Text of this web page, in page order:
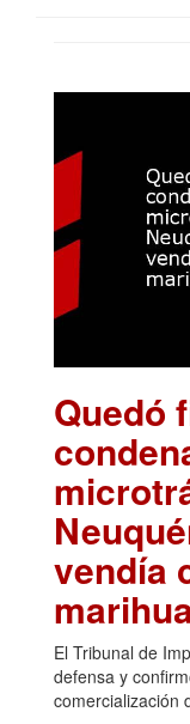
Quedó
vendía
El Tribunal de
defensa y
comercialización